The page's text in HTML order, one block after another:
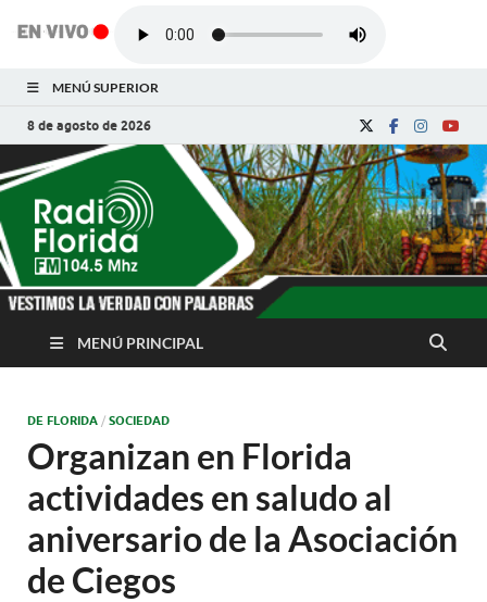
MENÚ SUPERIOR
8 de agosto de 2026
Radio Florida de
Cuba
Noticias y Actualidades de Florida, Camagüey,
MENÚ PRINCIPAL
DE FLORIDA / SOCIEDAD
Organizan en Florida
actividades en saludo al
aniversario de la Asociación
de Ciegos